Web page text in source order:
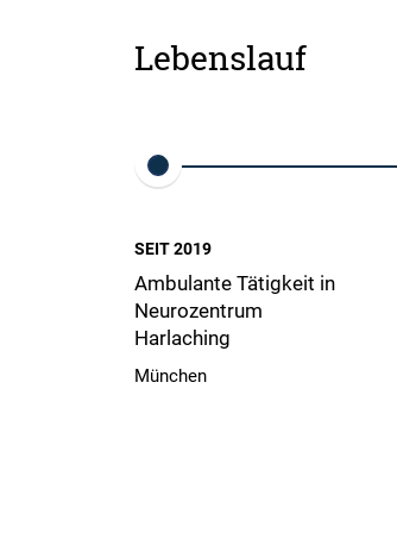
Lebenslauf
SEIT 2019
Ambulante Tätigkeit in
Neurozentrum
Harlaching
München